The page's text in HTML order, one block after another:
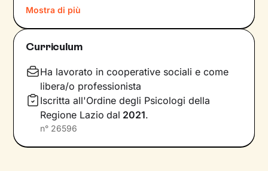
Basta che uno dei fattori in gioco – dalle
emozioni ai pensieri, dalle relazioni alla salute –
vacilli, ed ecco che la nostra serenità ne
interiori che ci caratterizzano diventa allora
fondamentale peraffrontare al meglio le
situazioni che ci capitano e perraggiungere
obiettividi crescita personale.
considerazione tutti gli aspetti di te, dalla tua
Mostra di più
Curriculum
Ha lavorato in cooperative sociali e come
libera/o professionista
Iscritta all'Ordine degli Psicologi della
Regione Lazio dal 2021.
n° 26596